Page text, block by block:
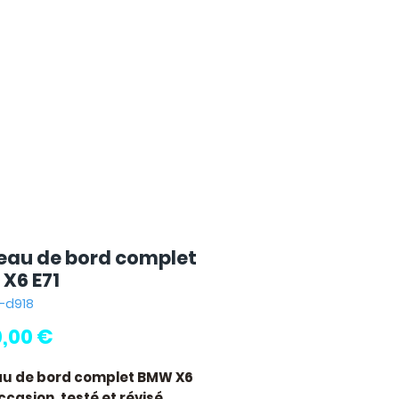
de bord complet
E71
d918
€
de bord complet BMW X6